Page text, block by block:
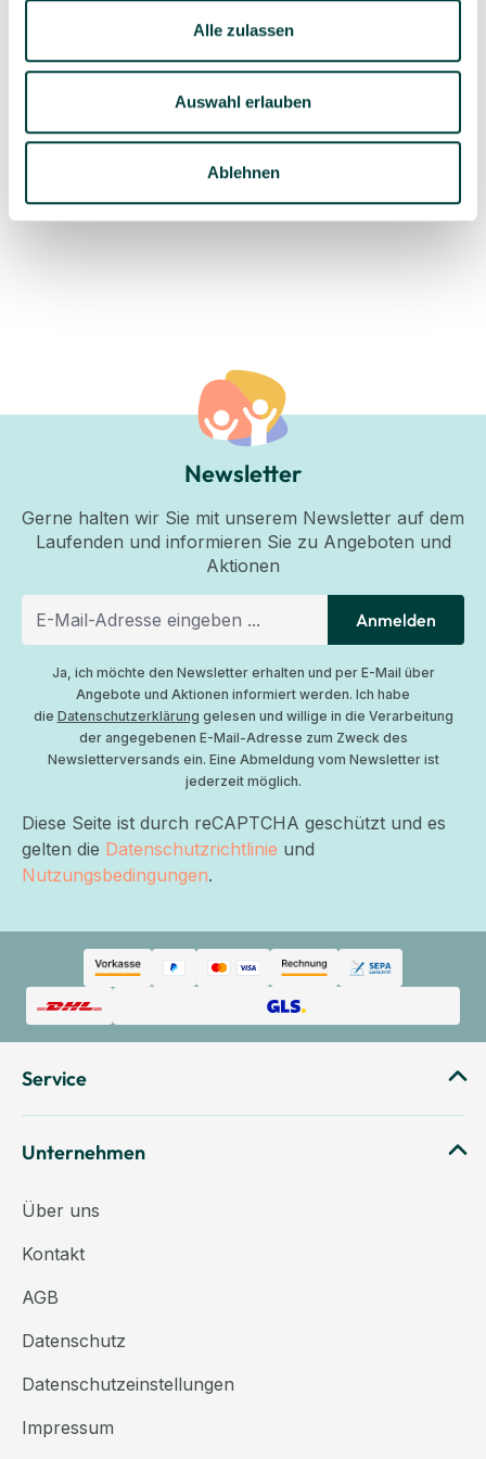
Alle zulassen
Auswahl erlauben
Ablehnen
Geprüfte Lieferkette
1-3 Werktage Lieferzeit
bei Versand aus dem
Newsletter
Gerne halten wir Sie mit unserem Newsletter auf dem
Laufenden und informieren Sie zu Angeboten und
Aktionen
Anmelden
Ja, ich möchte den Newsletter erhalten und per E-Mail über
Angebote und Aktionen informiert werden. Ich habe
die Datenschutzerklärung gelesen und willige in die Verarbeitung
der angegebenen E-Mail-Adresse zum Zweck des
Newsletterversands ein. Eine Abmeldung vom Newsletter ist
jederzeit möglich.
Diese Seite ist durch reCAPTCHA geschützt und es
gelten die Datenschutzrichtlinie und
Nutzungsbedingungen.
Service
Unternehmen
Über uns
Kontakt
AGB
Datenschutz
Datenschutzeinstellungen
Impressum